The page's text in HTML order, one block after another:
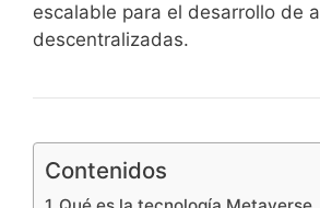
En 2026, el interÃ©s por los
USDT en EspaÃ±a 2026
seguras en el sector del juego
cumplimiento de la legalidad
alternativas modernas para los
escalable para el desarrollo de
descentralizadas.
Contenidos